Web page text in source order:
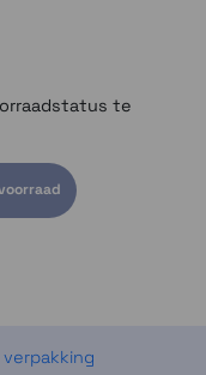
te
te bekijken
te bekijken
verpakking